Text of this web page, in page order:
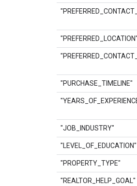
"PREFERRED_LOCATION"
"PURCHASE_TIMELINE"
"JOB_INDUSTRY"
"LEVEL_OF_EDUCATION"
"PROPERTY_TYPE"
"REALTOR_HELP_GOAL"